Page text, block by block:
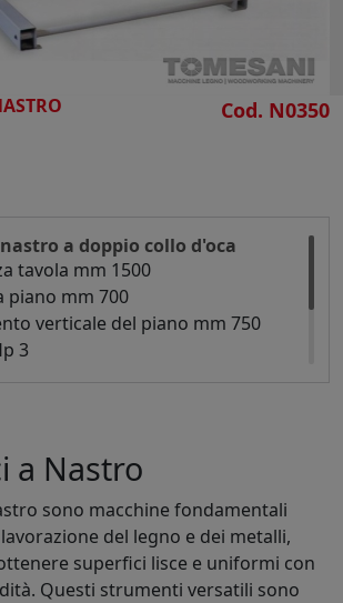
Cod. N0350
a doppio collo d'oca
tavola mm 1500
piano mm 700
verticale del piano mm 750
3
a Nastro
sono macchine fondamentali
del legno e dei metalli,
superfici lisce e uniformi con
Questi strumenti versatili sono